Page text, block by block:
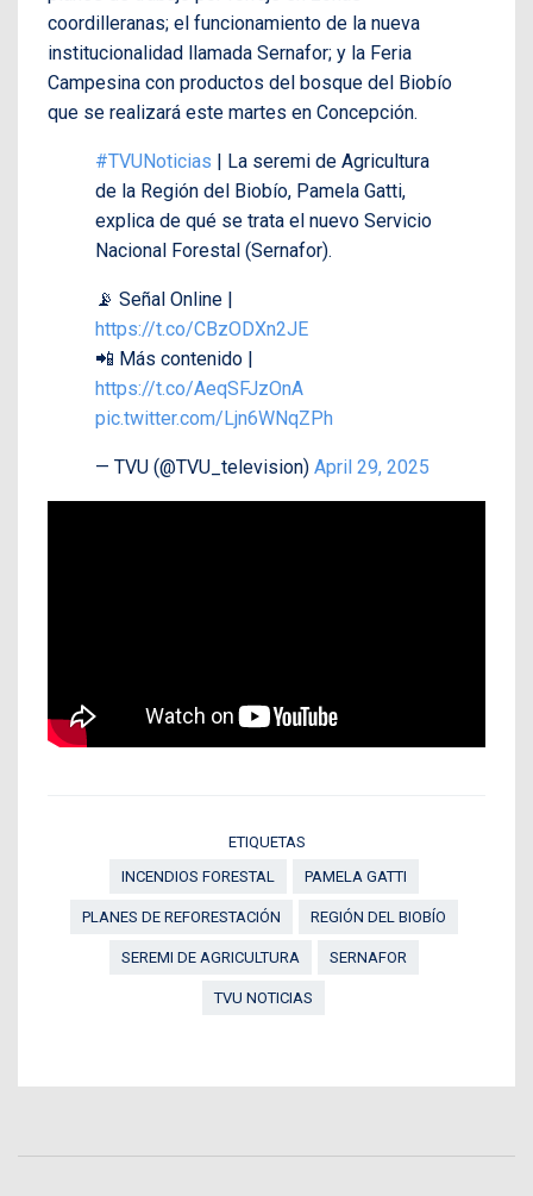
coordilleranas; el funcionamiento de la nueva
institucionalidad llamada Sernafor; y la Feria
Campesina con productos del bosque del Biobío
que se realizará este martes en Concepción.
#TVUNoticias | La seremi de Agricultura
de la Región del Biobío, Pamela Gatti,
explica de qué se trata el nuevo Servicio
Nacional Forestal (Sernafor).
📡 Señal Online |
https://t.co/CBzODXn2JE
📲 Más contenido |
https://t.co/AeqSFJzOnA
pic.twitter.com/Ljn6WNqZPh
— TVU (@TVU_television) April 29, 2025
ETIQUETAS
INCENDIOS FORESTAL
PAMELA GATTI
PLANES DE REFORESTACIÓN REGIÓN DEL BIOBÍO
SEREMI DE AGRICULTURA SERNAFOR
TVU NOTICIAS